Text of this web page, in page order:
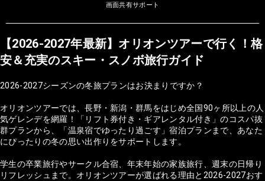
画面共有サポート
【2026-2027年最新】オリオンツアーで行く！格
安＆充実のスキー・スノボ旅行ガイド
2026-2027シーズンの冬旅プランはお決まりですか？
オリオンツアーでは、長野・新潟・群馬をはじめ全国90ヶ所以上の人
気ゲレンデを網羅！「リフト券付き・ギアレンタル付き」のコスパ抜
群プランから、「温泉宿でゆったり過ごす」宿泊プランまで、あなた
にぴったりの冬の思い出作りをサポートします。
学生の卒業旅行やサークル合宿、年末年始の家族旅行、週末の日帰り
リフレッシュまで。オリオンツアーが選ばれる理由と2026-2027おす